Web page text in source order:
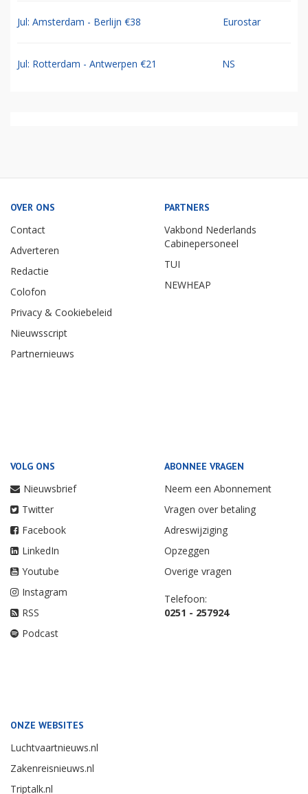
Jul: Amsterdam - Berlijn €38 Eurostar
Jul: Rotterdam - Antwerpen €21 NS
OVER ONS
Contact
Adverteren
Redactie
Colofon
Privacy & Cookiebeleid
Nieuwsscript
Partnernieuws
PARTNERS
Vakbond Nederlands
Cabinepersoneel
TUI
NEWHEAP
VOLG ONS
Nieuwsbrief
Twitter
Facebook
LinkedIn
Youtube
Instagram
RSS
Podcast
ABONNEE VRAGEN
Neem een Abonnement
Vragen over betaling
Adreswijziging
Opzeggen
Overige vragen
Telefoon:
0251 - 257924
ONZE WEBSITES
Luchtvaartnieuws.nl
Zakenreisnieuws.nl
Triptalk.nl